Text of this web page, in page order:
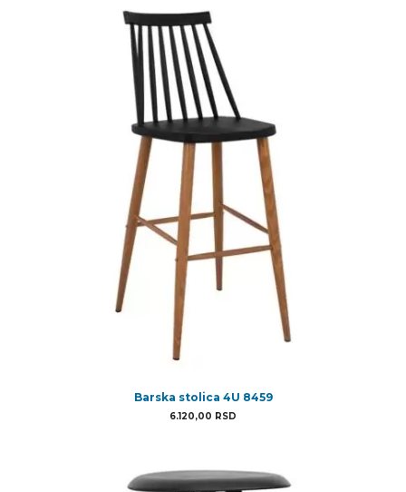
Barska stolica 4U 8459
6.120,00 RSD